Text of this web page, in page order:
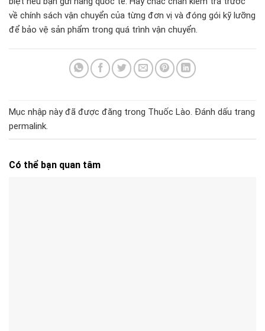
về chính sách vận chuyển của từng đơn vị và đóng gói kỹ lưỡng
để bảo vệ sản phẩm trong quá trình vận chuyển.
Mục nhập này đã được đăng trong Thuốc Lào. Đánh dấu trang
permalink.
Có thể bạn quan tâm